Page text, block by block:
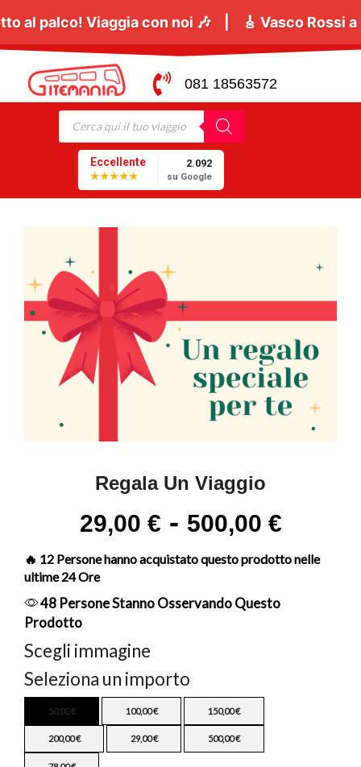
sotto al palco! Viaggia con noi 🎶 | 🎸Vasco
081 18563572
Eccellente
★★★★★
2.092
su Google
Regala Un Viaggio
29,00 € - 500,00 €
🔥 12 Persone hanno acquistato questo prodotto nelle
ultime 24 Ore
48 Persone Stanno Osservando Questo
Prodotto
Scegli immagine
Seleziona un importo
50,00€ 100,00€ 150,00€
200,00€ 29,00€ 500,00€